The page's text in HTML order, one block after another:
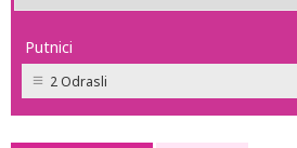
Putnici
2 Odrasli